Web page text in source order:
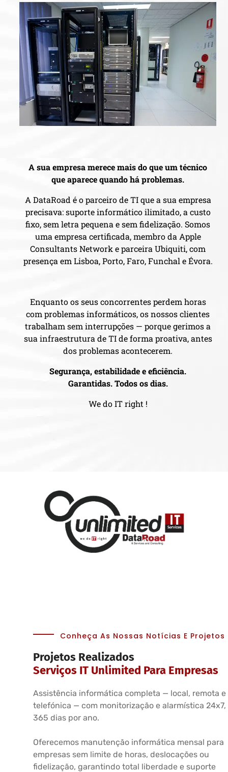
A sua empresa merece mais do que um técnico
que aparece quando há problemas.
A DataRoad é o parceiro de TI que a sua empresa
precisava: suporte informático ilimitado, a custo
fixo, sem letra pequena e sem fidelização. Somos
uma empresa certificada, membro da Apple
Consultants Network e parceira Ubiquiti, com
presença em Lisboa, Porto, Faro, Funchal e Évora.
Enquanto os seus concorrentes perdem horas
com problemas informáticos, os nossos clientes
trabalham sem interrupções — porque gerimos a
sua infraestrutura de TI de forma proativa, antes
dos problemas acontecerem.
Segurança, estabilidade e eficiência.
Garantidas. Todos os dias.
We do IT right !
Conheça As Nossas Notícias E Projetos
Projetos Realizados
Serviços IT Unlimited Para Empresas
Assistência informática completa — local, remota e
telefónica — com monitorização e alarmística 24x7,
365 dias por ano.
Oferecemos manutenção informática mensal para
empresas sem limite de horas, deslocações ou
fidelização, garantindo total liberdade e suporte